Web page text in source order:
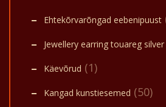
Ehtekõrvarõngad eebenipuust
Jewellery earring touareg silver
Käevõrud (1)
Kangad kunstiesemed (50)